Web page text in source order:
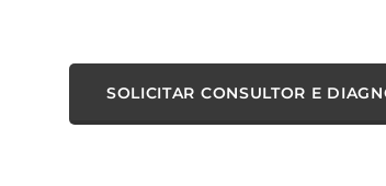
SOLICITAR CONSULTOR E